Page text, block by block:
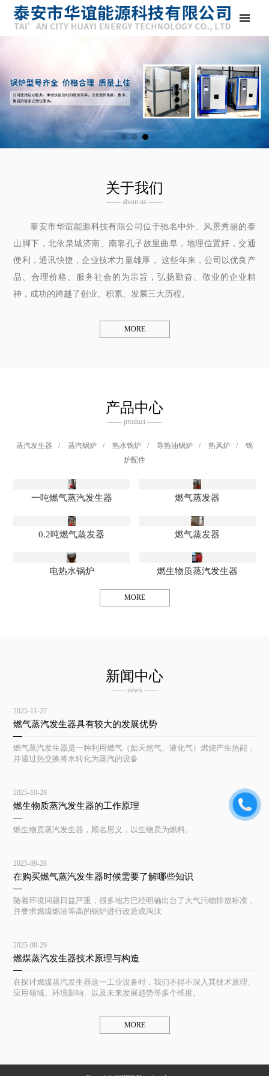
关于我们
—— about us ——
泰安市华谊能源科技有限公司位于驰名中外、风景秀丽的泰
山脚下，北依泉城济南、南靠孔子故里曲阜，地理位置好，交通
便利，通讯快捷，企业技术力量雄厚， 这些年来，公司以优良产
品、合理价格、服务社会的为宗旨，弘扬勤奋、敬业的企业精
神，成功的跨越了创业、积累、发展三大历程。
MORE
产品中心
—— product ——
蒸汽发生器 / 蒸汽锅炉 / 热水锅炉 / 导热油锅炉 / 热风炉 /
锅
炉配件
一吨燃气蒸汽发生器 燃气蒸发器
0.2吨燃气蒸发器 燃气蒸发器
电热水锅炉 燃生物质蒸汽发生器
MORE
新闻中心
—— news ——
2025-11-27
燃气蒸汽发生器具有较大的发展优势
燃气蒸汽发生器是一种利用燃气（如天然气、液化气）燃烧产生热能，
并通过热交换将水转化为蒸汽的设备
2025-10-28
燃生物质蒸汽发生器的工作原理
燃生物质蒸汽发生器，顾名思义，以生物质为燃料。
2025-09-28
在购买燃气蒸汽发生器时候需要了解哪些知识
随着环境问题日益严重，很多地方已经明确出台了大气污物排放标准，
并要求燃煤燃油等高的锅炉进行改造或淘汰
2025-08-29
燃煤蒸汽发生器技术原理与构造
在探讨燃煤蒸汽发生器这一工业设备时，我们不得不深入其技术原理、
应用领域、环境影响、以及未来发展趋势等多个维度。
MORE